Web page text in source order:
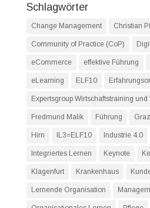
Schlagwörter
Change Management Christian
Community of Practice (CoP)
eCommerce effektive Führung
eLearning ELF10
Expertsgroup Wirtschaftstraining
Fredmund Malik Führung Graz
Hirn IL3=ELF10 Industrie 4.0
Integriertes Lernen Keynote
Klagenfurt Krankenhaus
Lernende Organisation